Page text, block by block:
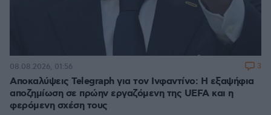
Αποκαλύψεις Telegraph για τον Ινφαντίνο: Η εξαψήφια
αποζημίωση σε πρώην εργαζόμενη της UEFA και η
φερόμενη σχέση τους
08.08.2026, 01:56 3